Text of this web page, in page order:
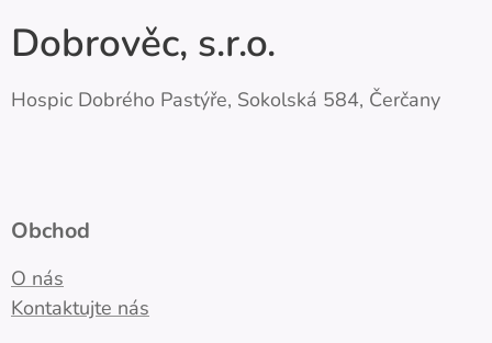
Dobrověc, s.r.o.
Hospic Dobrého Pastýře, Sokolská 584, Čerčany
Obchod
O nás
Kontaktujte nás